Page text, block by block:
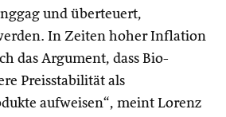
und überteuert,
In Zeiten hoher Inflation
das Argument, dass Bio-
Preisstabilität als
aufweisen“, meint Lorenz